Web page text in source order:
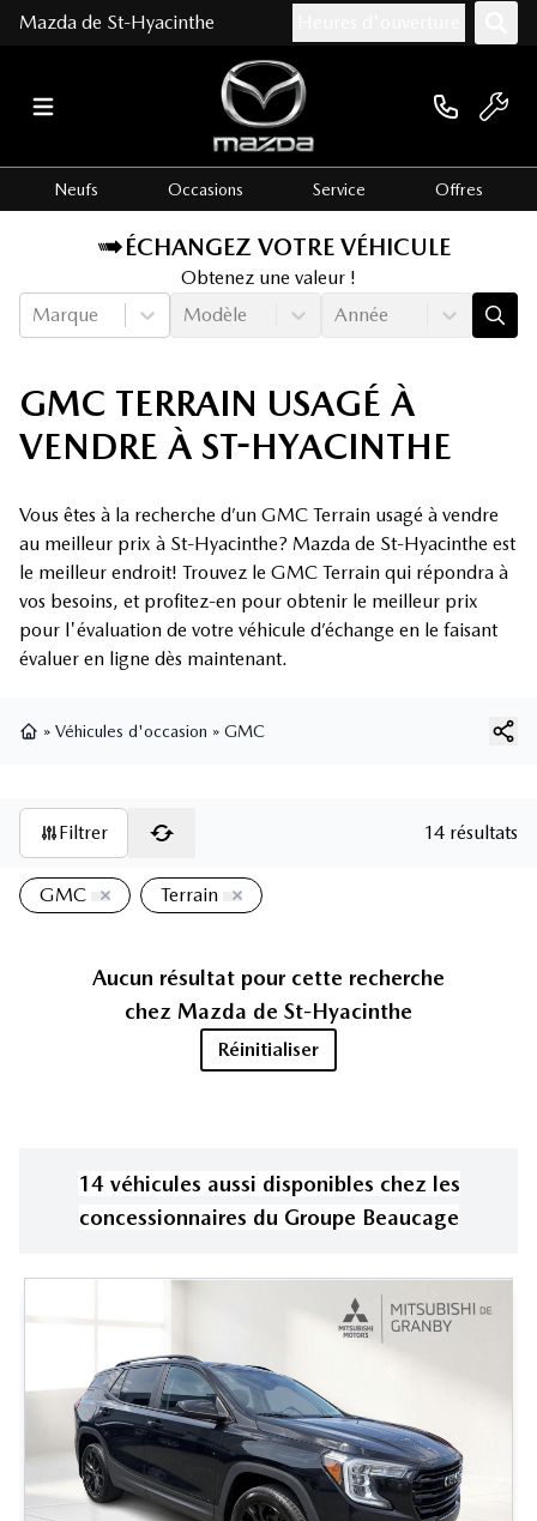
Mazda de St-Hyacinthe
Neufs Occasions Service Offres
ÉCHANGEZ VOTRE VÉHICULE
Obtenez une valeur !
Marque
Modèle Année
GMC TERRAIN USAGÉ À
VENDRE À ST-HYACINTHE
Vous êtes à la recherche d’un GMC Terrain usagé à vendre
au meilleur prix à St-Hyacinthe? Mazda de St-Hyacinthe est
le meilleur endroit! Trouvez le GMC Terrain qui répondra à
vos besoins, et profitez-en pour obtenir le meilleur prix
pour l'évaluation de votre véhicule d’échange en le faisant
évaluer en ligne dès maintenant.
» Véhicules d'occasion » GMC
Filtrer 14 résultats
GMC Terrain
Aucun résultat pour cette recherche
chez Mazda de St-Hyacinthe
Réinitialiser
14 véhicules aussi disponibles chez les
concessionnaires du Groupe Beaucage